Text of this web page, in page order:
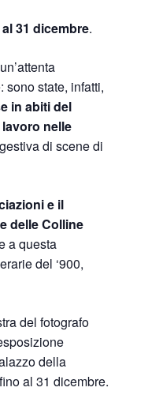
31 dicembre.
sono state, infatti,
in abiti del
nelle
di scene di
e il
delle Colline
a questa
del ‘900,
del fotografo
della
al 31 dicembre.